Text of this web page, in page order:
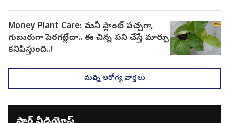
Money Plant Care: మనీ ప్లాంట్ పచ్చగా,
గుబురుగా పెరగట్లేదా.. ఈ చిన్న పని చేస్తే మార్పు
కనిపిస్తుంది..!
మరిన్ని ఆరోగ్య వార్తలు